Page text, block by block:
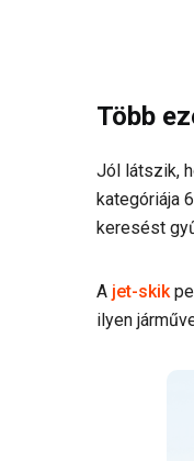
Több
Jól látszik,
kategóriája
keresést
A jet-skik
ilyen